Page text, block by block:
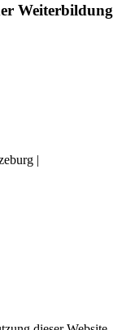
Weiterbildung
|